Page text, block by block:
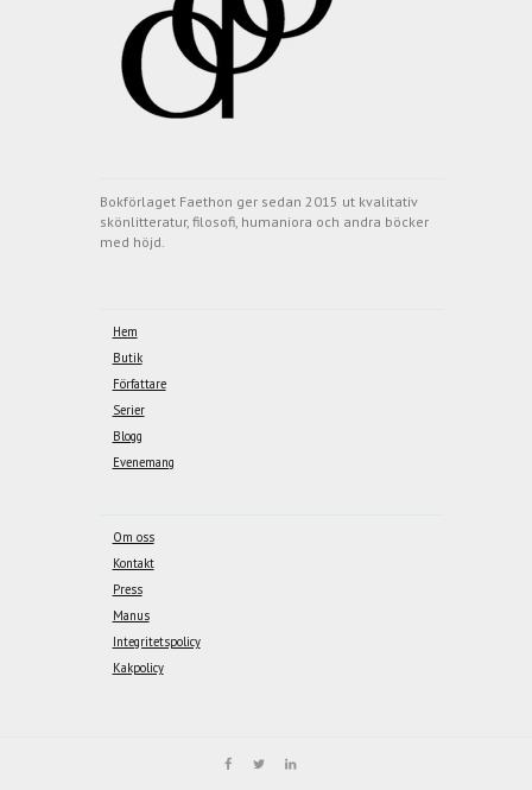
kakpolicy .
Bokförlaget Faethon ger sedan 2015 ut kvalitativ
skönlitteratur, filosofi, humaniora och andra böcker
med höjd.
Hem
Butik
Författare
Serier
Blogg
Evenemang
Om oss
Kontakt
Press
Manus
Integritetspolicy
Kakpolicy